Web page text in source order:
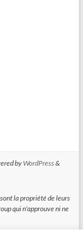
by WordPress&
la propriété de leurs
qui n'approuve ni ne